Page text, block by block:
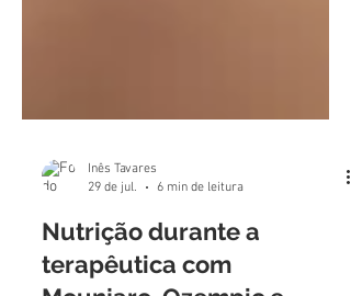
29 de jul.
6 min de leitura
Nutrição durante a